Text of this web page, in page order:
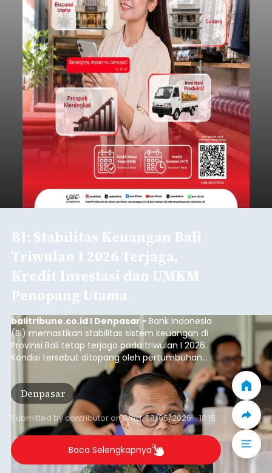
BI: Stabilitas Keuangan Bali
Triwulan I 2026 Terjaga,
Kredit Investasi dan UMKM
Penopang Utama
balitribune.co.id I Denpasar - Bank Indonesia
(BI) memastikan stabilitas sistem keuangan di
Provinsi Bali tetap terjaga pada triwulan I 2026.
Kondisi tersebut ditopang oleh pertumbuhan
penyaluran kredit yang masih positif, terutama
pada sektor-sektor utama penggerak ekonomi
daerah, dengan risiko kredit yang tetap
terkendali.
Denpasar
Submitted bycontributoronWed, 08/05/2026 - 18:15
Baca Selengkapnya